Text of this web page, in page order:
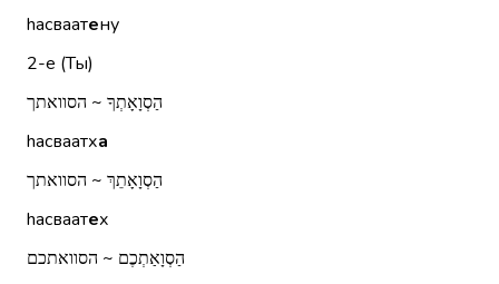
hасваатену
2-е (Ты)
הַסְוָאָתְךָ ~ הסוואתך
hасваатха
הַסְוָאָתֵךְ ~ הסוואתך
hасваатех
הַסְוָאַתְכֶם ~ הסוואתכם